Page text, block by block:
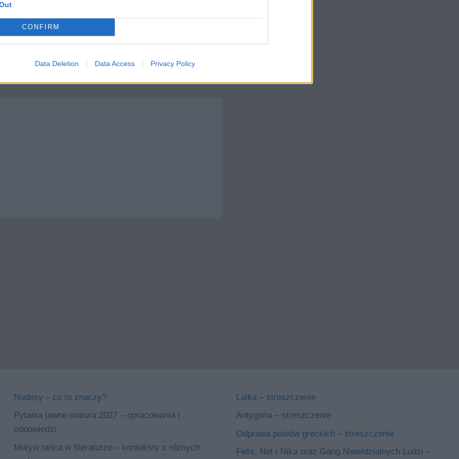
CONFIRM
Data Deletion Data Access Privacy Policy
Księcia, podczas których lis przekonuje się, czy chłopiec
dowodzić, że znasz lekturę Mały Książę
Nudesy – co to znaczy?
Pytania jawne matura 2027 – opracowania i
odpowiedzi
Motyw tańca w literaturze – konteksty z różnych
Lalka – streszczenie
Antygona – streszczenie
Odprawa posłów greckich – streszczenie
Felix, Net i Nika oraz Gang Niewidzialnych Ludzi –